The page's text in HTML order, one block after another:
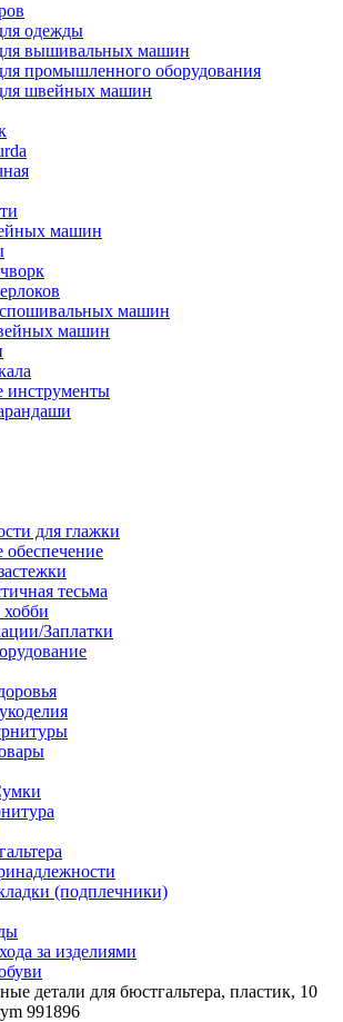
одежды
вышивальных машин
промышленного оборудования
швейных машин
машин
машин
машин
для глажки
тесьма
хобби
Заплатки
(подплечники)
за изделиями
детали для бюстгальтера, пластик, 10
991896